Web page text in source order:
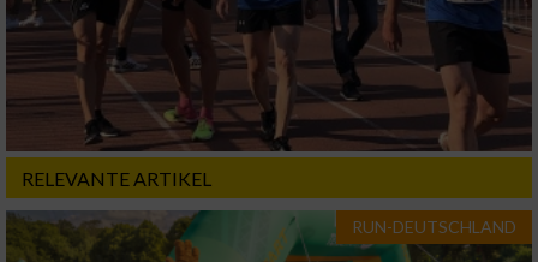
RELEVANTE ARTIKEL
RUN-DEUTSCHLAND